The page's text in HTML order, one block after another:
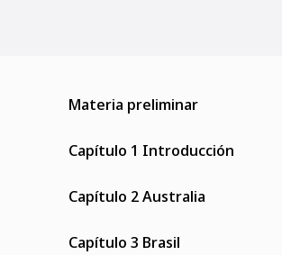
Materia preliminar
Capítulo 1 Introducción
Capítulo 2 Australia
Capítulo 3 Brasil